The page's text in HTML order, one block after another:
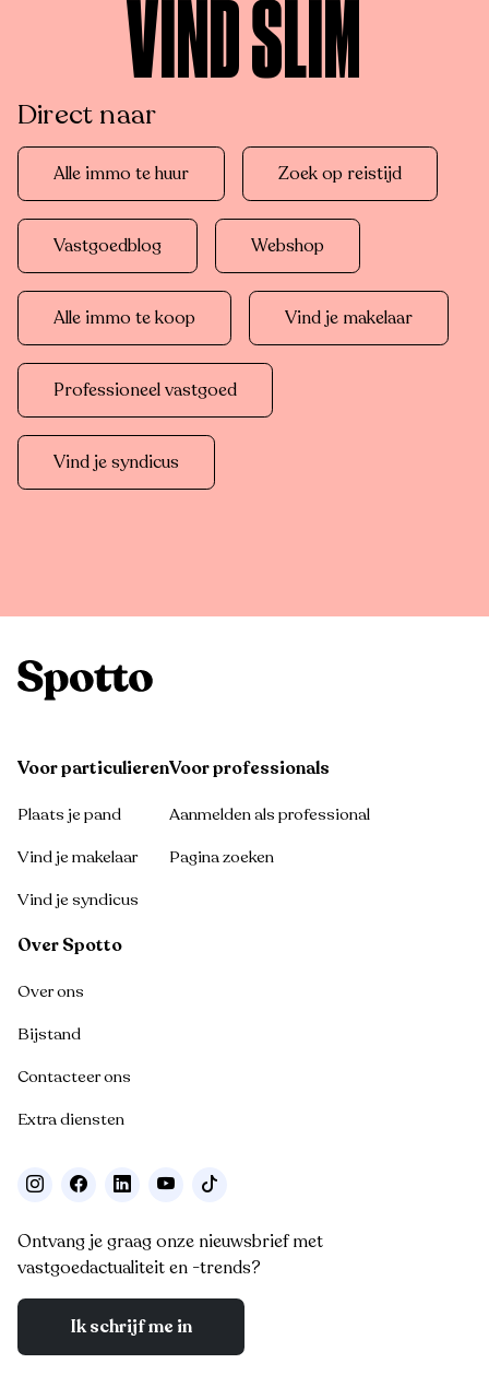
VIND SLIM
Direct naar
Alle immo te huur Zoek op reistijd
Vastgoedblog Webshop
Alle immo te koop Vind je makelaar
Professioneel vastgoed
Vind je syndicus
Voor particulieren
Plaats je pand
Vind je makelaar
Vind je syndicus
Voor professionals
Aanmelden als professional
Pagina zoeken
Over Spotto
Over ons
Bijstand
Contacteer ons
Extra diensten
Ontvang je graag onze nieuwsbrief met
vastgoedactualiteit en -trends?
Ik schrijf me in